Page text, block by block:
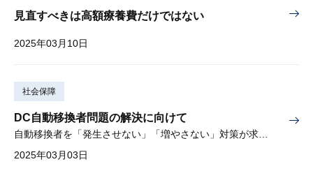
見直すべきは高額療養費だけではない
2025年03月10日
社会保障
DC自動移換者問題の解決に向けて
2025年03月03日